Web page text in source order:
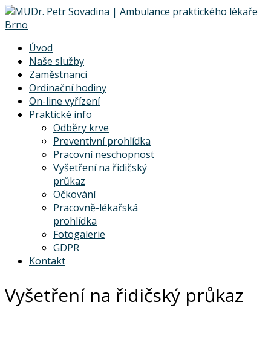
Úvod
Naše služby
Zaměstnanci
Ordinační hodiny
On-line vyřízení
Praktické info
Odběry krve
Preventivní prohlídka
Pracovní neschopnost
Vyšetření na řidičský
průkaz
Očkování
Pracovně-lékařská
prohlídka
Fotogalerie
GDPR
Kontakt
Vyšetření na řidičský průkaz